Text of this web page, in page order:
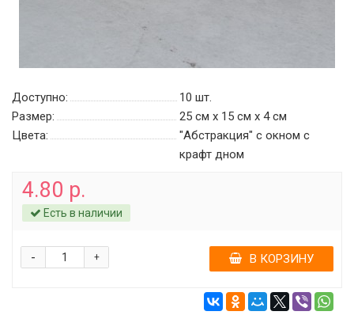
Доступно: 10 шт.
Размер:
25 см х 15 см х 4 см
Цвета:
"Абстракция" c окном с
крафт дном
4.80 р.
Есть в наличии
+
- В КОРЗИНУ